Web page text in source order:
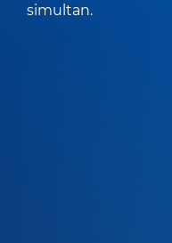
simultan.